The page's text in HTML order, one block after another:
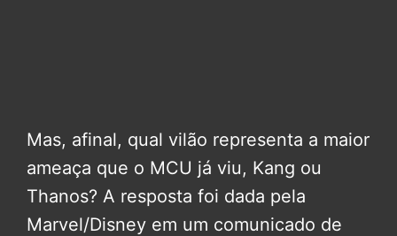
Mas, afinal, qual vilão representa a maior
ameaça que o MCU já viu, Kang ou
Thanos? A resposta foi dada pela
Marvel/Disney em um comunicado de